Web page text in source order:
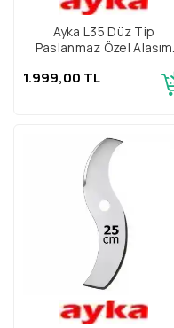
Ayka L35 Düz Tip
Paslanmaz Özel Alaşım
1.999,00 TL